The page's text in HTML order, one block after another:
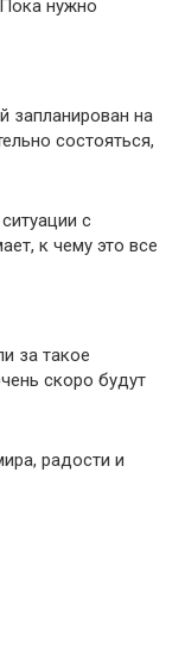
нужно
запланирован на
состояться,
с
к чему это все
за такое
скоро будут
радости и